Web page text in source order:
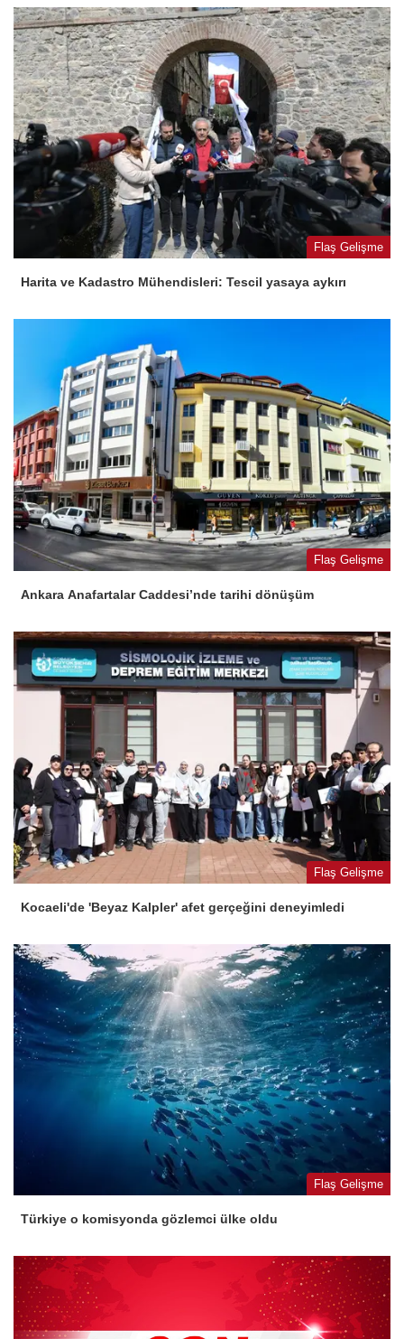
Flaş Gelişme
Harita ve Kadastro Mühendisleri: Tescil yasaya aykırı
Flaş Gelişme
Ankara Anafartalar Caddesi’nde tarihi dönüşüm
Flaş Gelişme
Kocaeli'de 'Beyaz Kalpler' afet gerçeğini deneyimledi
Flaş Gelişme
Türkiye o komisyonda gözlemci ülke oldu